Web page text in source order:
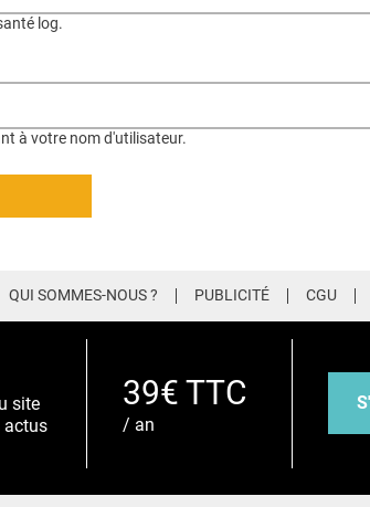
log.
à votre nom d'utilisateur.
QUI SOMMES-NOUS ? PUBLICITÉ CGU
site
actus
39€ TTC
/ an